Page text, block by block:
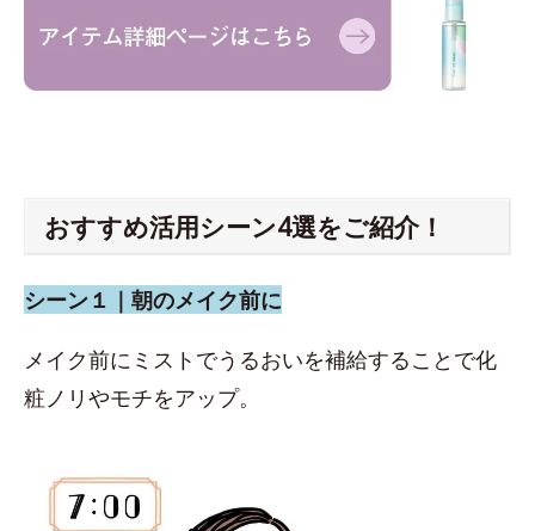
おすすめ活用シーン4選をご紹介！
シーン１｜朝のメイク前に
メイク前にミストでうるおいを補給することで化
粧ノリやモチをアップ。